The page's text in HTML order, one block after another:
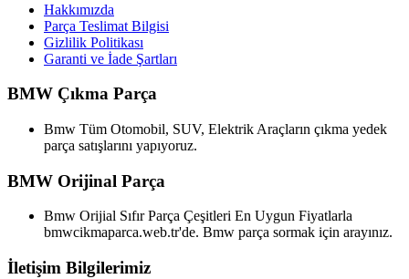
Hakkımızda
Parça Teslimat Bilgisi
Gizlilik Politikası
Garanti ve İade Şartları
BMW Çıkma Parça
Bmw Tüm Otomobil, SUV, Elektrik Araçların çıkma yedek
parça satışlarını yapıyoruz.
BMW Orijinal Parça
Bmw Orijial Sıfır Parça Çeşitleri En Uygun Fiyatlarla
bmwcikmaparca.web.tr'de. Bmw parça sormak için arayınız.
İletişim Bilgilerimiz